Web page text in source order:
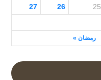
رمضان »
25
26
27